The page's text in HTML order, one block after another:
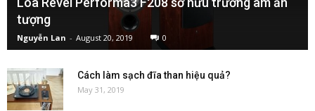
tượng
Nguyễn Lan - August 20, 2019 0
Cách làm sạch đĩa than hiệu quả?
May 31, 2019